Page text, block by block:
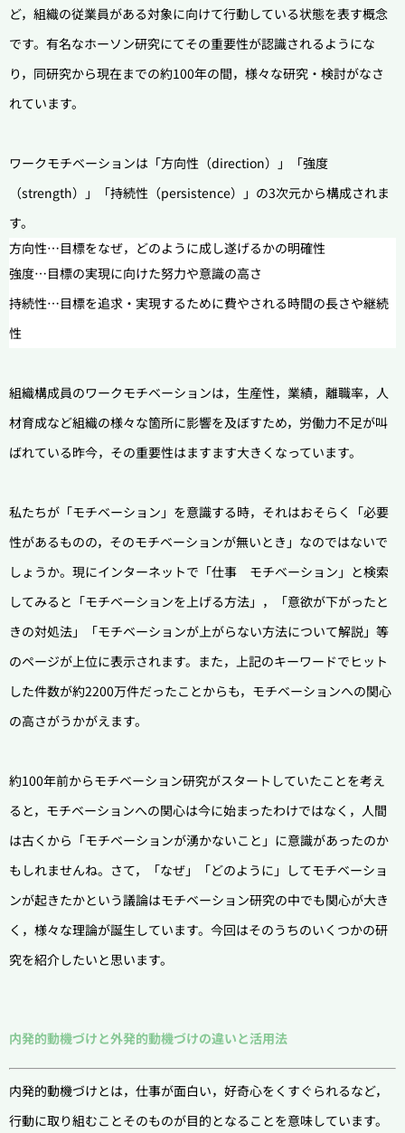
ど，組織の従業員がある対象に向けて行動している状態を表す概念
です。有名なホーソン研究にてその重要性が認識されるようにな
り，同研究から現在までの約100年の間，様々な研究・検討がなさ
れています。
ワークモチベーションは「方向性（direction）」「強度
（strength）」「持続性（persistence）」の3次元から構成されま
す。
方向性…目標をなぜ，どのように成し遂げるかの明確性
強度…目標の実現に向けた努力や意識の高さ
持続性…目標を追求・実現するために費やされる時間の長さや継続
性
組織構成員のワークモチベーションは，生産性，業績，離職率，人
材育成など組織の様々な箇所に影響を及ぼすため，労働力不足が叫
ばれている昨今，その重要性はますます大きくなっています。
私たちが「モチベーション」を意識する時，それはおそらく「必要
性があるものの，そのモチベーションが無いとき」なのではないで
しょうか。 現にインターネットで「仕事 モチベーション」と検索
してみると「モチベーションを上げる方法」，「意欲が下がったと
きの対処法」「モチベーションが上がらない方法について解説」等
のページが上位に表示されます。また，上記のキーワードでヒット
した件数が約2200万件だったことからも，モチベーションへの関心
の高さがうかがえます。
約100年前からモチベーション研究がスタートしていたことを考え
ると，モチベーションへの関心は今に始まったわけではなく，人間
は古くから「モチベーションが湧かないこと」に意識があったのか
もしれませんね。 さて，「なぜ」「どのように」してモチベーショ
ンが起きたかという議論はモチベーション研究の中でも関心が大き
く，様々な理論が誕生しています。今回はそのうちのいくつかの研
究を紹介したいと思います。
内発的動機づけと外発的動機づけの違いと活用法
内発的動機づけとは，仕事が面白い，好奇心をくすぐられるなど，
行動に取り組むことそのものが目的となることを意味しています。